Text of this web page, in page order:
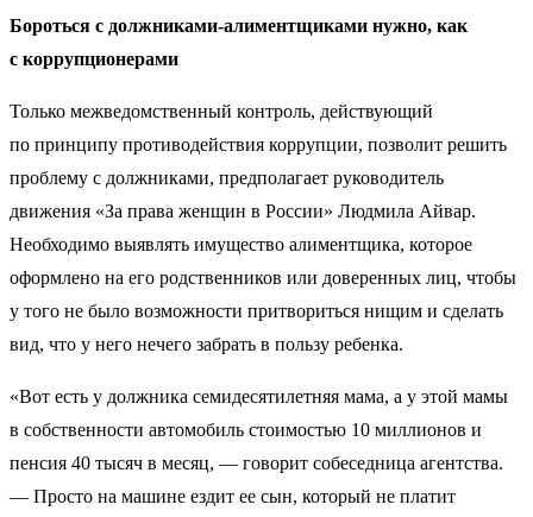
Бороться с должниками-алиментщиками нужно, как
с коррупционерами
Только межведомственный контроль, действующий
по принципу противодействия коррупции, позволит решить
проблему с должниками, предполагает руководитель
движения «За права женщин в России» Людмила Айвар.
Необходимо выявлять имущество алиментщика, которое
оформлено на его родственников или доверенных лиц, чтобы
у того не было возможности притвориться нищим и сделать
вид, что у него нечего забрать в пользу ребенка.
«Вот есть у должника семидесятилетняя мама, а у этой мамы
в собственности автомобиль стоимостью 10 миллионов и
пенсия 40 тысяч в месяц, — говорит собеседница агентства.
— Просто на машине ездит ее сын, который не платит